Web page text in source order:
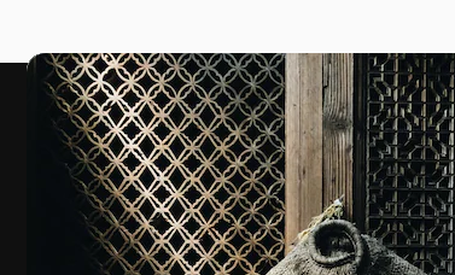
Video
Đoạn video
Đồ họa chuyển động
Mẫu video.
Biểu tượng
Mô hình 3D
Phông chữ
Nền tảng sáng tạo giúp bạn làm chủ những
tác phẩm xuất sắc nhất. Hơn 1 triệu người
đăng ký đến từ các nhà sáng tạo, doanh